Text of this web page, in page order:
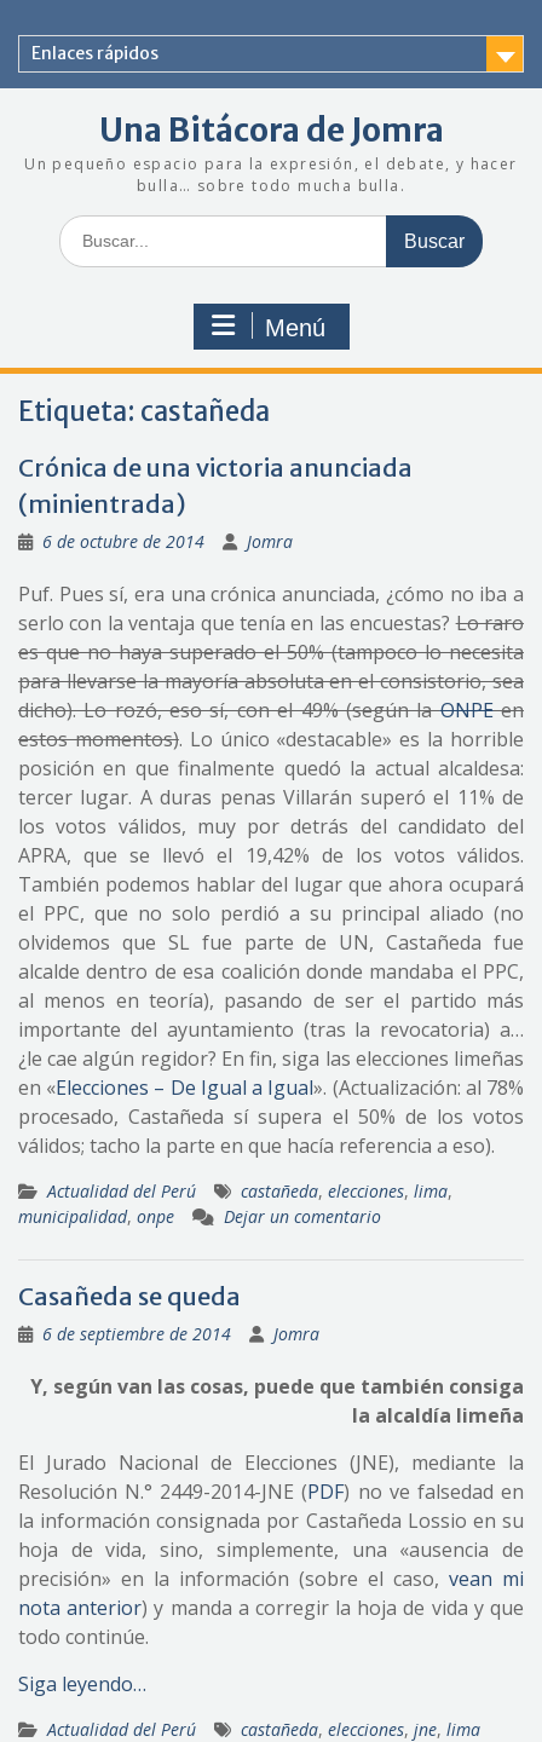
contenido
Enlaces rápidos
Una Bitácora de Jomra
Un pequeño espacio para la expresión, el debate, y hacer
bulla… sobre todo mucha bulla.
Buscar:
Menú
Etiqueta: castañeda
Crónica de una victoria anunciada
(minientrada)
6 de octubre de 2014 Jomra
Puf. Pues sí, era una crónica anunciada, ¿cómo no iba a
serlo con la ventaja que tenía en las encuestas?Lo raro
es que no haya superado el 50% (tampoco lo necesita
para llevarse la mayoría absoluta en el consistorio, sea
dicho). Lo rozó, eso sí, con el 49% (según laONPEen
estos momentos). Lo único «destacable» es la horrible
posición en que finalmente quedó la actual alcaldesa:
tercer lugar. A duras penas Villarán superó el 11% de
los votos válidos, muy por detrás del candidato del
APRA, que se llevó el 19,42% de los votos válidos.
También podemos hablar del lugar que ahora ocupará
el PPC, que no solo perdió a su principal aliado (no
olvidemos que SL fue parte de UN, Castañeda fue
alcalde dentro de esa coalición donde mandaba el PPC,
al menos en teoría), pasando de ser el partido más
importante del ayuntamiento (tras la revocatoria) a…
¿le cae algún regidor? En fin, siga las elecciones limeñas
en «Elecciones – De Igual a Igual». (Actualización: al 78%
procesado, Castañeda sí supera el 50% de los votos
válidos; tacho la parte en que hacía referencia a eso).
Actualidad del Perú castañeda, elecciones, lima,
municipalidad, onpe Dejar un comentario
Casañeda se queda
6 de septiembre de 2014 Jomra
Y, según van las cosas, puede que también consiga
la alcaldía limeña
El Jurado Nacional de Elecciones (JNE), mediante la
Resolución N.° 2449-2014-JNE (PDF) no ve falsedad en
la información consignada por Castañeda Lossio en su
hoja de vida, sino, simplemente, una «ausencia de
precisión» en la información (sobre el caso, vean mi
nota anterior) y manda a corregir la hoja de vida y que
todo continúe.
Siga leyendo…
Actualidad del Perú castañeda, elecciones, jne, lima